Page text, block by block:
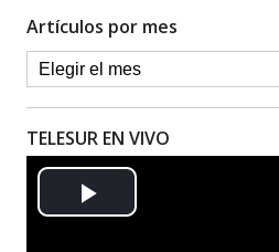
Artículos por mes
TELESUR EN VIVO